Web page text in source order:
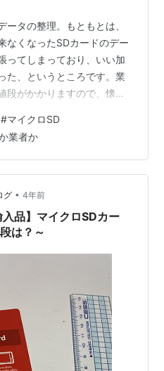
タの整理。もともとは、
なくなったSDカードのデー
ってしまっており、いい加
た、というところです。業
段がかかりますので、懐事
うにかしないと、ずっと喉
みたいな気持ち悪さがあ
んでみる方向で、ネットで
して、頼もうと思う業者は
事も気になってしまい、
とつは、データ救出…
#マイクロSD
業者か
グ • 4年前
入品】マイクロSDカー
は？～